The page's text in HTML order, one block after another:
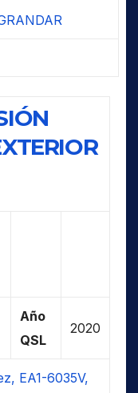
Año
QSL
2020
EA1-6035V,